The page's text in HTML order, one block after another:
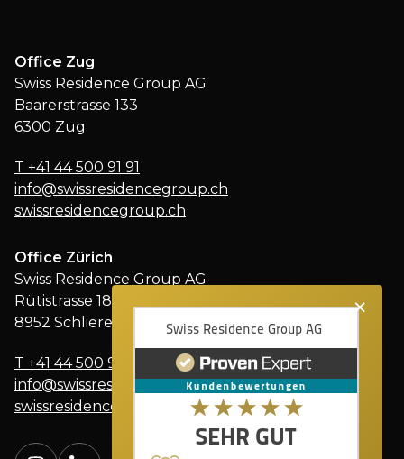
×
Office Zug
Swiss Residence Group AG
Baarerstrasse 133
6300 Zug
T +41 44 500 91 91
info@swissresidencegroup.ch
swissresidencegroup.ch
Office Zürich
Swiss Residence Group AG
Rütistrasse 18
8952 Schlieren
T +41 44 500 91 91
info@swissresidencegroup.ch
swissresidencegroup.ch